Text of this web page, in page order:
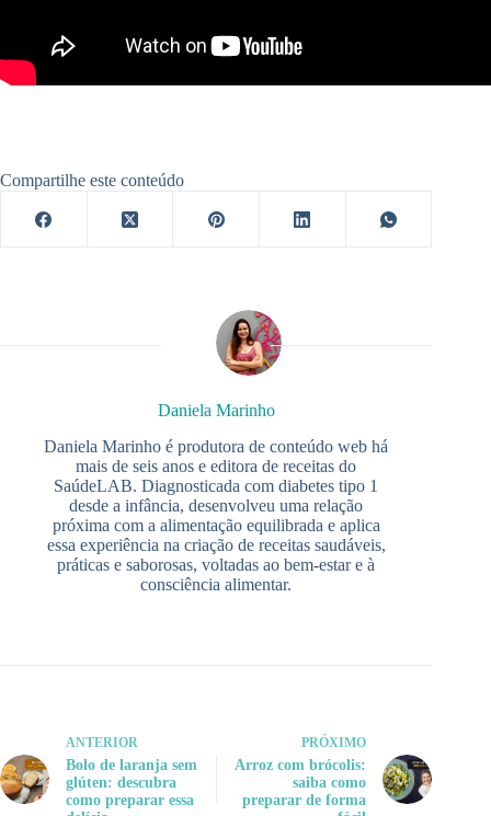
Compartilhe este conteúdo
Daniela Marinho
Daniela Marinho é produtora de conteúdo web há
mais de seis anos e editora de receitas do
SaúdeLAB. Diagnosticada com diabetes tipo 1
desde a infância, desenvolveu uma relação
próxima com a alimentação equilibrada e aplica
essa experiência na criação de receitas saudáveis,
práticas e saborosas, voltadas ao bem-estar e à
consciência alimentar.
ANTERIOR
Bolo de laranja sem
glúten: descubra
como preparar essa
PRÓXIMO
Arroz com brócolis:
saiba como
preparar de forma